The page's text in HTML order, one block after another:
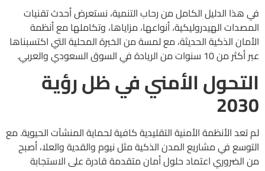
في هذا الدليل الكامل من رحاب التنمية، نستعرض أحدث تقنيات
المصدات الهيدروليكية، أنواعها، مزاياها، وتكاملها مع أنظمة
الأمان الذكية الحديثة، مع لمسة من الخبرة المحلية التي اكتسبناها
عبر أكثر من 10 سنوات من الريادة في السوق السعودي والعربي.
التحول الأمني في ظل رؤية
2030
لم تعد الأنظمة الأمنية التقليدية كافية لحماية المنشآت الحيوية. مع
التوسع في مشاريع المدن الذكية مثل نيوم والقدية والعلا، أصبح
من الضروري اعتماد حلول أمان متقدمة قادرة على الاستجابة